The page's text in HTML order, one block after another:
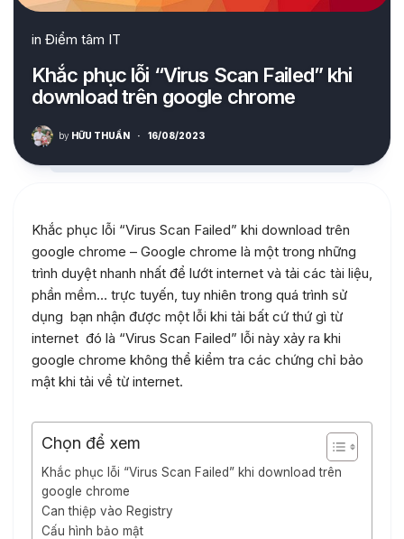
in Điểm tâm IT
Khắc phục lỗi “Virus Scan Failed” khi
download trên google chrome
by HỮU THUẦN · 16/08/2023
Khắc phục lỗi “Virus Scan Failed” khi download trên
google chrome – Google chrome là một trong những
trình duyệt nhanh nhất để lướt internet và tải các tài liệu,
phần mềm… trực tuyến, tuy nhiên trong quá trình sử
dụng bạn nhận được một lỗi khi tải bất cứ thứ gì từ
internet đó là “Virus Scan Failed” lỗi này xảy ra khi
google chrome không thể kiểm tra các chứng chỉ bảo
mật khi tải về từ internet.
Chọn để xem
Khắc phục lỗi “Virus Scan Failed” khi download trên
google chrome
Can thiệp vào Registry
Cấu hình bảo mật